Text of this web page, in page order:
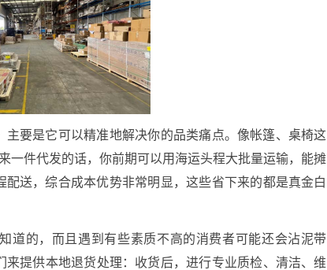
要是它可以精准地解决你的品类痛点。像帐篷、桌椅这
一件代发的话，你前期可以用海运头程大批量运输，能摊
送，综合成本优势非常明显，这些省下来的都是真金白
道的，而且遇到有些素质不高的消费者可能还会沾泥带
提供本地退货处理：收货后，进行专业质检、清洁、维